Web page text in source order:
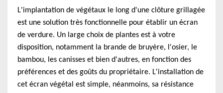
L'implantation de végétaux le long d'une clôture grillagée
est une solution très fonctionnelle pour établir un écran
de verdure. Un large choix de plantes est à votre
disposition, notamment la brande de bruyère, l'osier, le
bambou, les canisses et bien d'autres, en fonction des
préférences et des goûts du propriétaire. L'installation de
cet écran végétal est simple, néanmoins, sa résistance